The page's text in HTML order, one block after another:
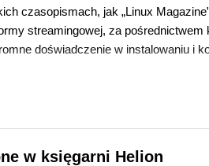
czasopismach, jak „Linux
streamingowej, za
doświadczenie w instalowaniu i
w księgarni Helion